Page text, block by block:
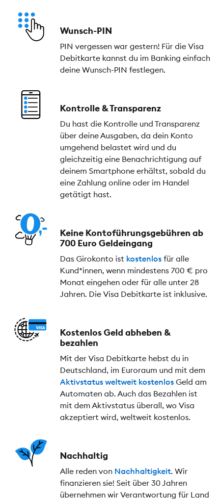
Wunsch-PIN
PIN vergessen war gestern! Für die Visa
Debitkarte kannst du im Banking einfach
deine Wunsch-PIN festlegen.
Kontrolle & Transparenz
Du hast die Kontrolle und Transparenz
über deine Ausgaben, da dein Konto
umgehend belastet wird und du
gleichzeitig eine Benachrichtigung auf
deinem Smartphone erhältst, sobald du
eine Zahlung online oder im Handel
getätigt hast.
Keine Kontoführungs­gebühren ab
700 Euro Geldeingang
Das Girokonto ist kostenlos für alle
Kund*innen, wenn mindestens 700 € pro
Monat eingehen oder für alle unter 28
Jahren. Die Visa Debitkarte ist inklusive.
Kostenlos Geld abheben &
bezahlen
Mit der Visa Debitkarte hebst du in
Deutschland, im Euroraum und mit dem
Aktivstatus weltweit kostenlos Geld am
Automaten ab. Auch das Bezahlen ist
mit dem Aktivstatus überall, wo Visa
akzeptiert wird, weltweit kostenlos.
Nachhaltig
Alle reden von Nachhaltigkeit. Wir
finanzieren sie! Seit über 30 Jahren
übernehmen wir Verantwortung für Land